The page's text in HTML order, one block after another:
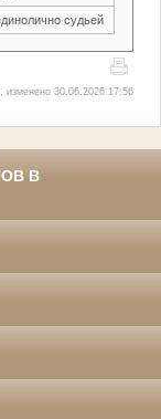
судьей
изменено 30.06.2026 17:56
В